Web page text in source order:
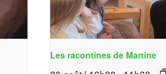
Les racontines de Martine